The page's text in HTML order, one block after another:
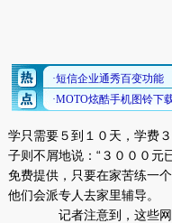
学只需要５到１０天，学费
子则不屑地说：“３０００元
免费提供，只要在家苦练一
他们会派专人去家里辅导。
记者注意到，这些网站